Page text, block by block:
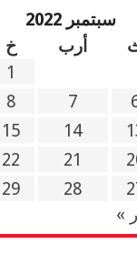
سبتمبر 2022
أرب خ
1
7
8
14
15
21
22
28
29
»